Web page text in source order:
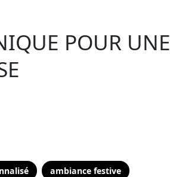
POUR UNE
ambiance festive